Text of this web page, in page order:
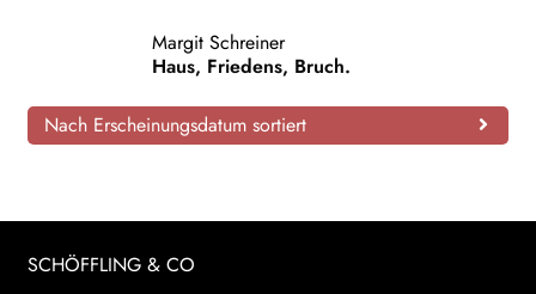
Search:
Margit Schreiner
Haus, Friedens, Bruch.
Nach Erscheinungsdatum sortiert
SCHÖFFLING & CO